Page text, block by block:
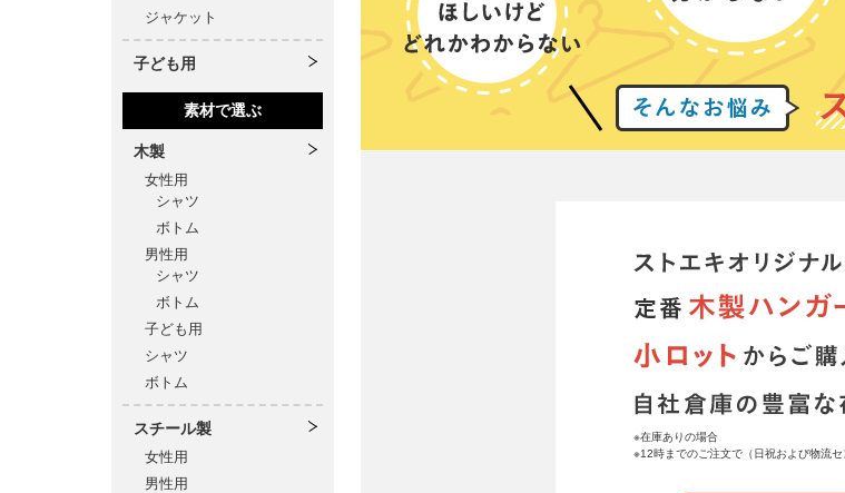
ジャケット
子ども用
素材で選ぶ
木製
女性用
シャツ
ボトム
男性用
シャツ
ボトム
子ども用
シャツ
ボトム
スチール製
女性用
男性用
※在庫ありの場合
※12時までのご注文で（日祝および物流セ